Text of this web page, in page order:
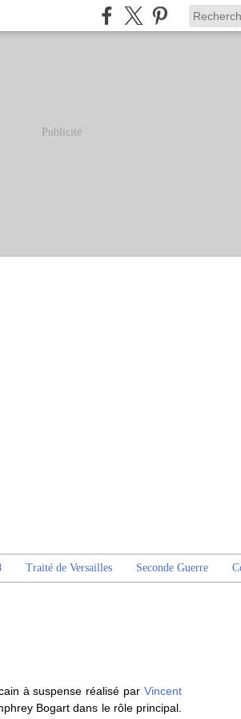
Publicité
Traité de Versailles Seconde Guerre
à suspense réalisé par Vincent
Bogart dans le rôle principal.